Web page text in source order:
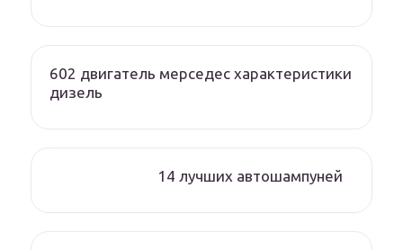
602 двигатель мерседес характеристики
дизель
14 лучших автошампуней